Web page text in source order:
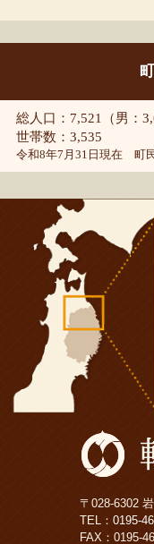
総人口：7,521（男：
世帯数：3,535
令和8年7月31日現在 町
〒028-6302
TEL： 0195-
FAX：0195-